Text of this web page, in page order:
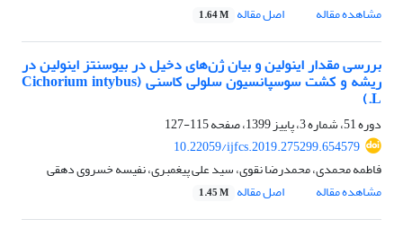
مشاهده مقاله
اصل مقاله 1.64 M
بررسی مقدار اینولین و بیان ژن‌های دخیل در بیوسنتز اینولین در
ریشه و کشت سوسپانسیون سلولی کاسنی (Cichorium intybus
L.)
دوره 51، شماره 3، پاییز 1399، صفحه
115-127
10.22059/ijfcs.2019.275299.654579
فاطمه محمدی، محمدرضا نقوی، سید علی پیغمبری، نفیسه خسروی دهقی
مشاهده مقاله
اصل مقاله 1.45 M